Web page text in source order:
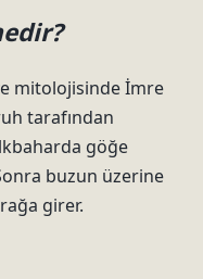
mitolojisinde İmre
tarafından
göğe
buzun üzerine
girer.